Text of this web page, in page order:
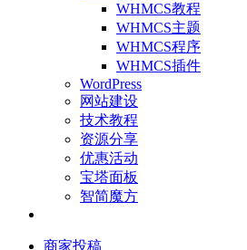
WHMCS教程
WHMCS主题
WHMCS程序
WHMCS插件
WordPress
网站建设
技术教程
资源分享
优惠活动
宝塔面板
智简魔方
商家投稿